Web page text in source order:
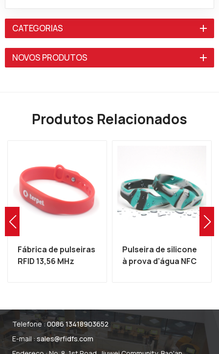
CATEGORIAS
NOVOS PRODUTOS
Produtos Relacionados
Fábrica de pulseiras
RFID 13,56 MHz
Pulseira de silicone
à prova d'água NFC
dinheiro para
parque aquático
Telefone : 0086 13418903652
E-mail : sales@rfidfs.com